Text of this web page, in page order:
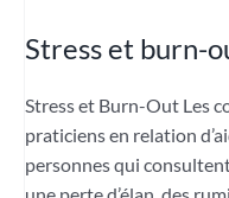
Stress et burn-
Stress et Burn-Out Les
praticiens en relation
personnes qui